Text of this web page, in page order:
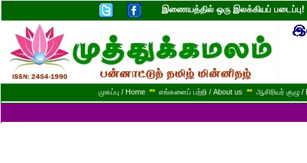
இணையத்தில் ஒரு இலக்கியப்
முகப்பு / Home ** எங்களைப் பற்றி / About us ** ஆசிரியர் குழு